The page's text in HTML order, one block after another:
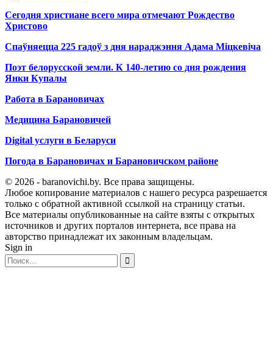
Сегодня христиане всего мира отмечают Рождество
Христово
Спаўняецца 225 гадоў з дня нараджэння Адама Міцкевіча
Поэт белорусской земли. К 140-летию со дня рождения
Янки Купалы
Работа в Барановичах
Медицина Барановичей
Digital услуги в Беларуси
Погода в Барановичах и Барановичском районе
© 2026 - baranovichi.by. Все права защищены.
Любое копирование материалов с нашего ресурса разрешается
только с обратной активной ссылкой на страницу статьи.
Все материалы опубликованные на сайте взяты с открытых
источников и других порталов интернета, все права на
авторство принадлежат их законным владельцам.
Sign in